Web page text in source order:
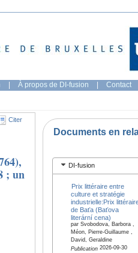
| À propos de DI-fusion | Contact
Citer
; un
Documents en
DI-fusion
Prix littéraire entre
culture et stratégie
industrielle:Prix
de Baťa (Baťova
literární cena)
par Svobodova, Barbora ,
Méon, Pierre-Guillaume ,
David, Geraldine
Publication2026-09-30